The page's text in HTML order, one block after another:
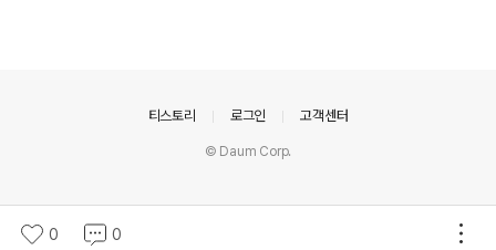
0 0
티스토리 로그인 고객센터
© Daum Corp.